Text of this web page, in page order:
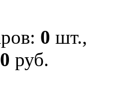
0 шт.,
0 руб.